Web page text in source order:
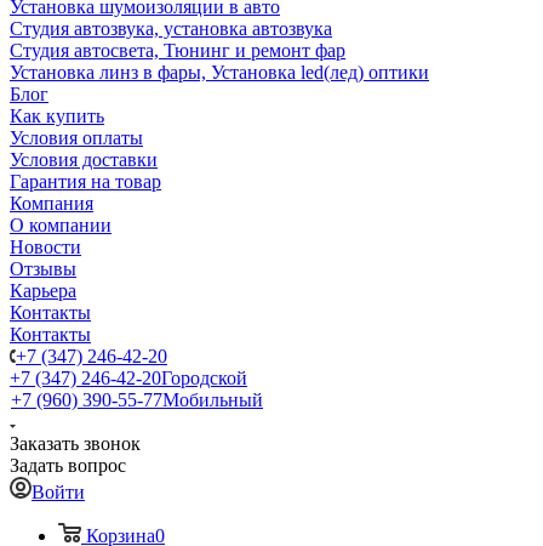
Установка шумоизоляции в авто
Студия автозвука, установка автозвука
Студия автосвета, Тюнинг и ремонт фар
Установка линз в фары, Установка led(лед) оптики
Блог
Как купить
Условия оплаты
Условия доставки
Гарантия на товар
Компания
О компании
Новости
Отзывы
Карьера
Контакты
Контакты
+7 (347) 246-42-20
+7 (347) 246-42-20Городской
+7 (960) 390-55-77Мобильный
Заказать звонок
Задать вопрос
Войти
Корзина0